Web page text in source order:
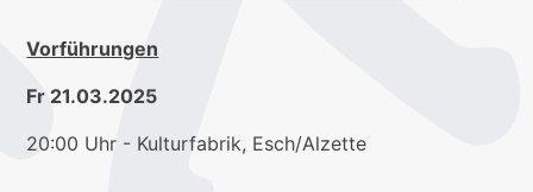
Vorführungen
Fr 21.03.2025
20:00 Uhr - Kulturfabrik, Esch/Alzette